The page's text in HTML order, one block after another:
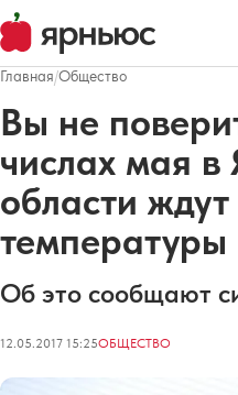
Главная/Общество
Вы не
числах мая в
области
температуры
Об это сообщают
12.05.2017 15:25ОБЩЕСТВО